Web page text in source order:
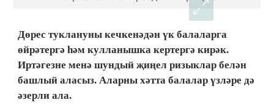
Дөрес туклануны кечкенәдән үк балаларга
өйрәтергә һәм кулланышка кертергә кирәк.
Иртәгезне менә шундый җиңел ризыклар белән
башлый аласыз. Аларны хәтта балалар үзләре дә
әзерли ала.